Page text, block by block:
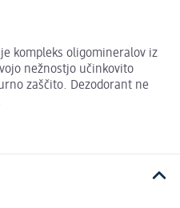
kompleks oligomineralov iz
nežnostjo učinkovito
zaščito. Dezodorant ne